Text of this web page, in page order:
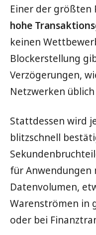
Einer der größten
hohe
keinen
Blockerstellung
Verzögerungen,
Netzwerken üblich
Stattdessen wird
blitzschnell
für Anwendungen
Datenvolumen,
Warenströmen in
oder bei